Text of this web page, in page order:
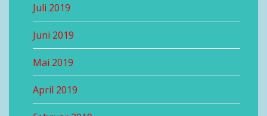
Juli 2019
Juni 2019
Mai 2019
April 2019